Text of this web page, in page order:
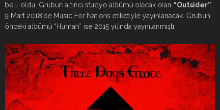
belli oldu. Grubun altıncı stüdyo albümü olacak olan “Outsider”
9 Mart 2018’de Music For Nations etiketiyle yayınlanacak. Grubun
önceki albümü “Human” ise 2015 yılında yayınlanmıştı.